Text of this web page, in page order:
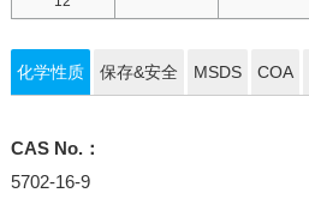
化学性质 保存&安全 MSDS COA
CAS No.：
5702-16-9